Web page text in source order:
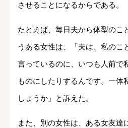
させることになるからである。
たとえば、毎日夫から体型のこ
うある女性は、「夫は、私のこ
言っているのに、いつも人前で
ものにしたりするんです。一体
しょうか」と訴えた。
また、別の女性は、ある女友達